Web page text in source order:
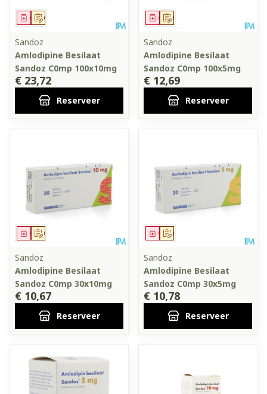
Op voorschrift
Geneesmiddel
Sandoz
Amlodipine Besilaat
Sandoz C0mp 100x10mg
€ 23,72
Reserveer
Op voorschrift
Geneesmiddel
Sandoz
Amlodipine Besilaat
Sandoz C0mp 100x5mg
€ 12,69
Reserveer
Op voorschrift
Geneesmiddel
Sandoz
Amlodipine Besilaat
Sandoz C0mp 30x10mg
€ 10,67
Reserveer
Op voorschrift
Geneesmiddel
Sandoz
Amlodipine Besilaat
Sandoz C0mp 30x5mg
€ 10,78
Reserveer